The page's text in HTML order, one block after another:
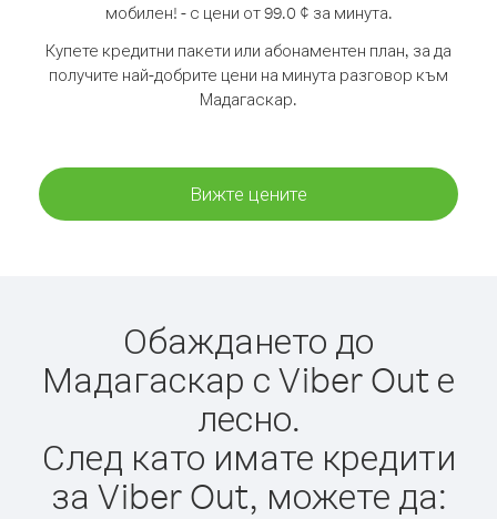
мобилен! - с цени от 99.0 ¢ за минута.
Купете кредитни пакети или абонаментен план, за да
получите най-добрите цени на минута разговор към
Мадагаскар.
Вижте цените
Обаждането до
Мадагаскар с Viber Out е
лесно.
След като имате кредити
за Viber Out, можете да: